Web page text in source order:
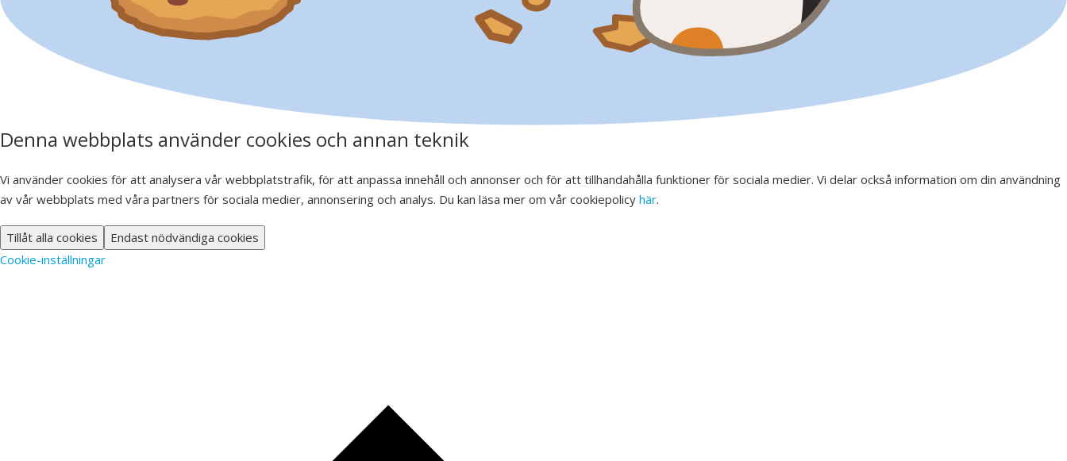
Denna webbplats använder cookies och annan teknik
Vi använder cookies för att analysera vår webbplatstrafik, för att anpassa innehåll och annonser och för att tillhandahålla funktioner för sociala medier. Vi delar också information om din användning
av vår webbplats med våra partners för sociala medier, annonsering och analys. Du kan läsa mer om vår cookiepolicy här.
Tillåt alla cookies
Endast nödvändiga cookies
Cookie-inställningar